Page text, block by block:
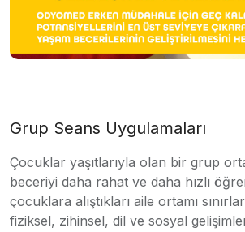
Grup Seans Uygulamaları
Çocuklar yaşıtlarıyla olan bir grup
beceriyi daha rahat ve daha hızlı
çocuklara alıştıkları aile ortamı
fiziksel, zihinsel, dil ve sosyal